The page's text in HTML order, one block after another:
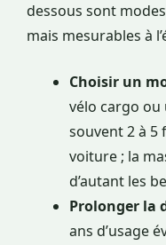
dessous sont
mais mesurables à
Choisir un
vélo cargo ou
souvent 2 à 5
voiture ; la
d’autant les
Prolonger la
ans d’usage